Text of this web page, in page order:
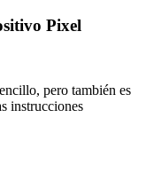
Pixel
pero también es
instrucciones